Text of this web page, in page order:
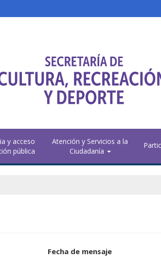
y acceso
pública
Atención y Servicios a la
Ciudadanía
Fecha de mensaje